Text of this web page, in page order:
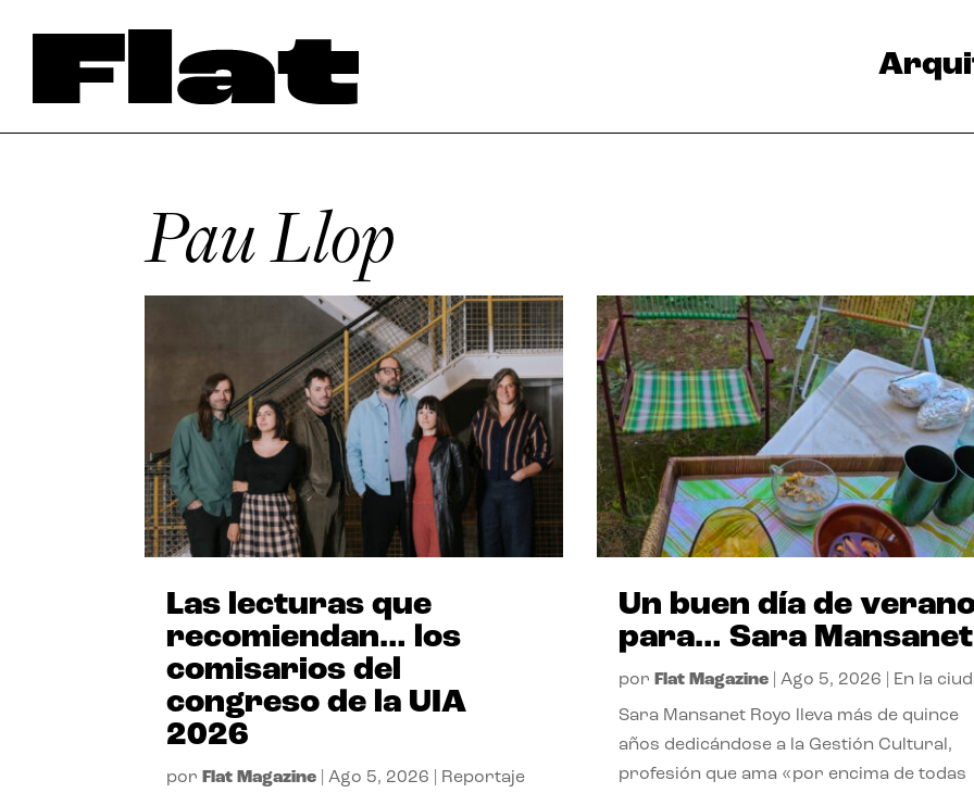
Pau Llop
Las lecturas que
recomiendan… los
comisarios del
congreso de la UIA
2026
por Flat Magazine |Ago 5, 2026 Reportaje
Un buen día de
para… Sara Mansanet
por Flat Magazine| Ago 5, 2026 En la
Sara Mansanet Royo lleva más de quince
años dedicándose a la Gestión Cultural,
profesión que ama «por encima de todas